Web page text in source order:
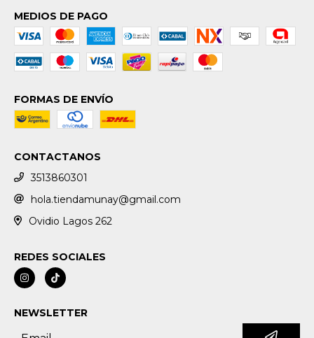
MEDIOS DE PAGO
FORMAS DE ENVÍO
CONTACTANOS
3513860301
hola.tiendamunay@gmail.com
Ovidio Lagos 262
REDES SOCIALES
NEWSLETTER